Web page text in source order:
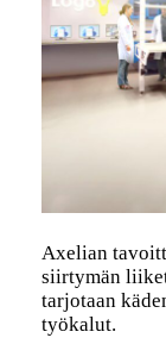
Axelian
siirtymän
tarjotaan
työkalut.